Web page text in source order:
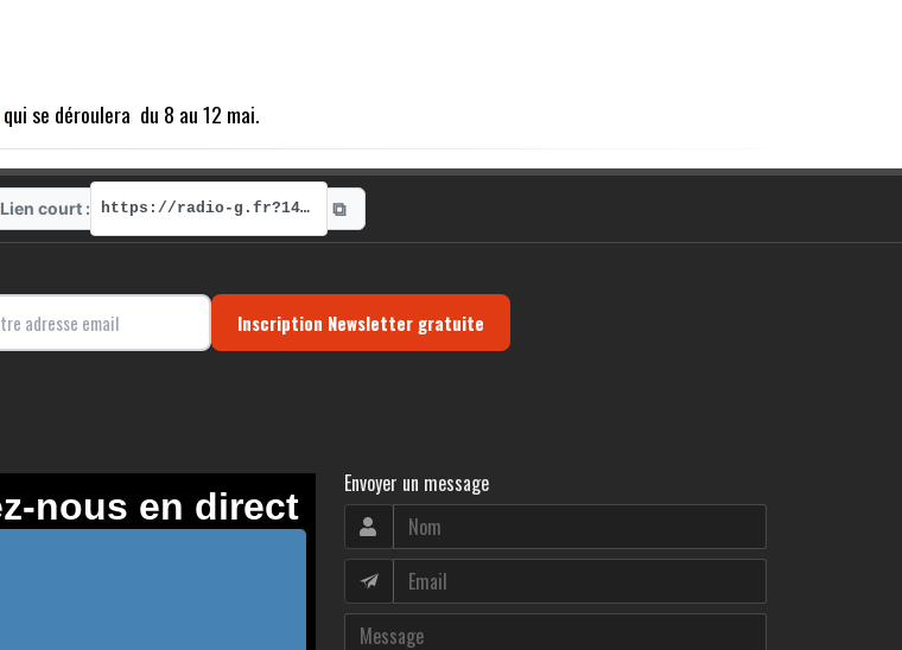
qui se déroulera du 8 au 12 mai.
Lien court : https://radio-g.fr?14594 ⧉
Inscription Newsletter gratuite
Envoyer un message